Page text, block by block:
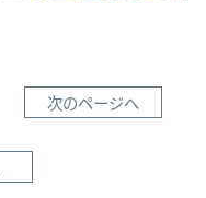
次のページへ